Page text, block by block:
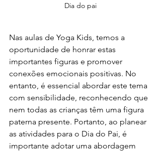
Dia do pai
Nas aulas de Yoga Kids, temos a
oportunidade de honrar estas
importantes figuras e promover
conexões emocionais positivas. No
entanto, é essencial abordar este tema
com sensibilidade, reconhecendo que
nem todas as crianças têm uma figura
paterna presente. Portanto, ao planear
as atividades para o Dia do Pai, é
importante adotar uma abordagem